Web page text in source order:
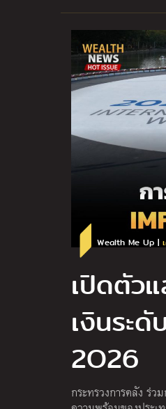
Wealth Me Up |
เปิดตัว
เงินระ
2O26
กระทรวงการคลัง ร่